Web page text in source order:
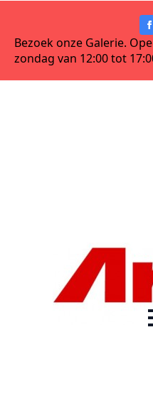
Bezoek onze Galerie.
zondag van 12:00 tot